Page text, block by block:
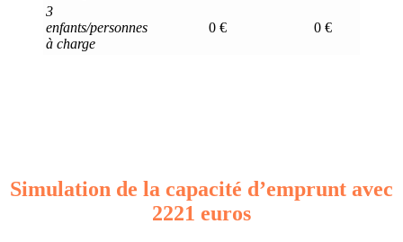
3
enfants/personnes
à charge
0 € 0 €
Simulation de la capacité d’emprunt avec
2221 euros